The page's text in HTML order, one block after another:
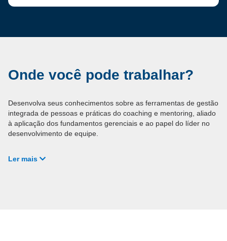
Onde você pode trabalhar?
Desenvolva seus conhecimentos sobre as ferramentas de gestão
integrada de pessoas e práticas do coaching e mentoring, aliado
à aplicação dos fundamentos gerenciais e ao papel do líder no
desenvolvimento de equipe.
humanos, processos gerenciais, psicólogos, pedagogos,
Ler mais